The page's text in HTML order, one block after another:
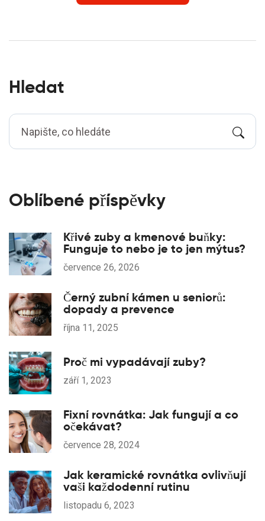
Hledat
Oblíbené příspěvky
Křivé zuby a kmenové buňky:
Funguje to nebo je to jen mýtus?
července 26, 2026
Černý zubní kámen u seniorů:
dopady a prevence
října 11, 2025
Proč mi vypadávají zuby?
září 1, 2023
Fixní rovnátka: Jak fungují a co
očekávat?
července 28, 2024
Jak keramické rovnátka ovlivňují
vaši každodenní rutinu
listopadu 6, 2023